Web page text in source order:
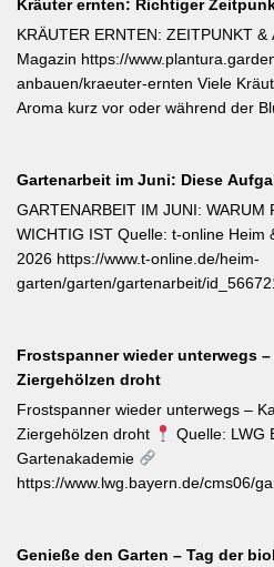
ins Freiland. Edamame (Garten-
vorgezogen werden; Staffelsaaten
die Ernte beginnt ab August.
Jungpflanzen erhältlich und
tiefen, durchlässigen Boden. Frisch
Kräuter ernten: Richtiger
KRÄUTER ERNTEN: ZEITPUNKT
Magazin https://
anbauen/kraeuter-ernten Viele
Aroma kurz vor oder während der
Abtrocknen des Taus, bevor die
verflüchtigt. Beim Schnitt empfehlen
einzelner Blätter — das fördert
ermöglicht weitere Ernten im
Büschel kopfüber an einem
Gartenarbeit im Juni: Diese
GARTENARBEIT IM JUNI: WARUM
WICHTIG IST Quelle: t-online Heim
2026 https://www.t-online.de/heim-
garten/garten/gartenarbeit/
dem Boden — konsequent entfernt
Sorte verdrängen. Kletterrosen wie
Riebtentrieb durch Anbinden in die
werden. Ab Ende Juni ist die
Veredelungen: robuste Sorten
Unterlagen zusammenbringen.
Spätsommer.
Frostspanner wieder unterwegs
Ziergehölzen droht
Frostspanner wieder unterwegs –
Ziergehölzen droht
Quelle: LWG
Gartenakademie
https://www.lwg.bayern.de/cms06/
Apfelbäumen, Rosen, Ahorn und
Genieße den Garten – Tag der